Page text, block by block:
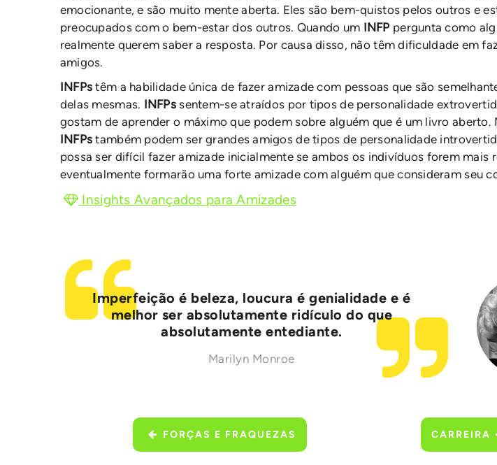
emocionante, e são muito mente aberta. Eles são bem-quistos pelos outros e
preocupados com o bem-estar dos outros. Quando um INFP pergunta como
realmente querem saber a resposta. Por causa disso, não têm dificuldade em
amigos.
INFPstêm a habilidade única de fazer amizade com pessoas que são
delas mesmas. INFPs sentem-se atraídos por tipos de personalidade
gostam de aprender o máximo que podem sobre alguém que é um livro aberto.
INFPstambém podem ser grandes amigos de tipos de personalidade
possa ser difícil fazer amizade inicialmente se ambos os indivíduos forem mais
eventualmente formarão uma forte amizade com alguém que consideram seu
Insights Avançados para Amizades
Imperfeição é beleza, loucura é genialidade e é
melhor ser absolutamente ridículo do que
absolutamente entediante.
Marilyn Monroe
FORÇAS E FRAQUEZAS CARREIRA